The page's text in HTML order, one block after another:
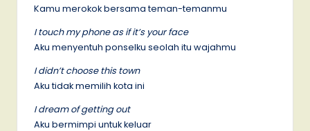
Kamu merokok bersama teman-temanmu
I touch my phone as if it’s your face
Aku menyentuh ponselku seolah itu wajahmu
I didn’t choose this town
Aku tidak memilih kota ini
I dream of getting out
Aku bermimpi untuk keluar